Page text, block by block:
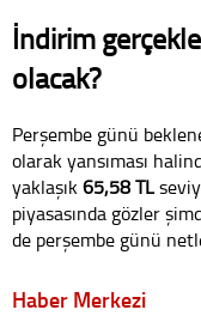
İndirim
olacak?
Perşembe günü
olarak yansıması
yaklaşık65,58 TL
piyasasında gözler
de perşembe günü
Haber Merkezi